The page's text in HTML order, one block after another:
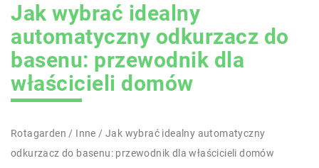
Jak wybrać idealny
automatyczny odkurzacz do
basenu: przewodnik dla
właścicieli domów
Rotagarden / Inne /Jak wybrać idealny automatyczny
odkurzacz do basenu: przewodnik dla właścicieli domów